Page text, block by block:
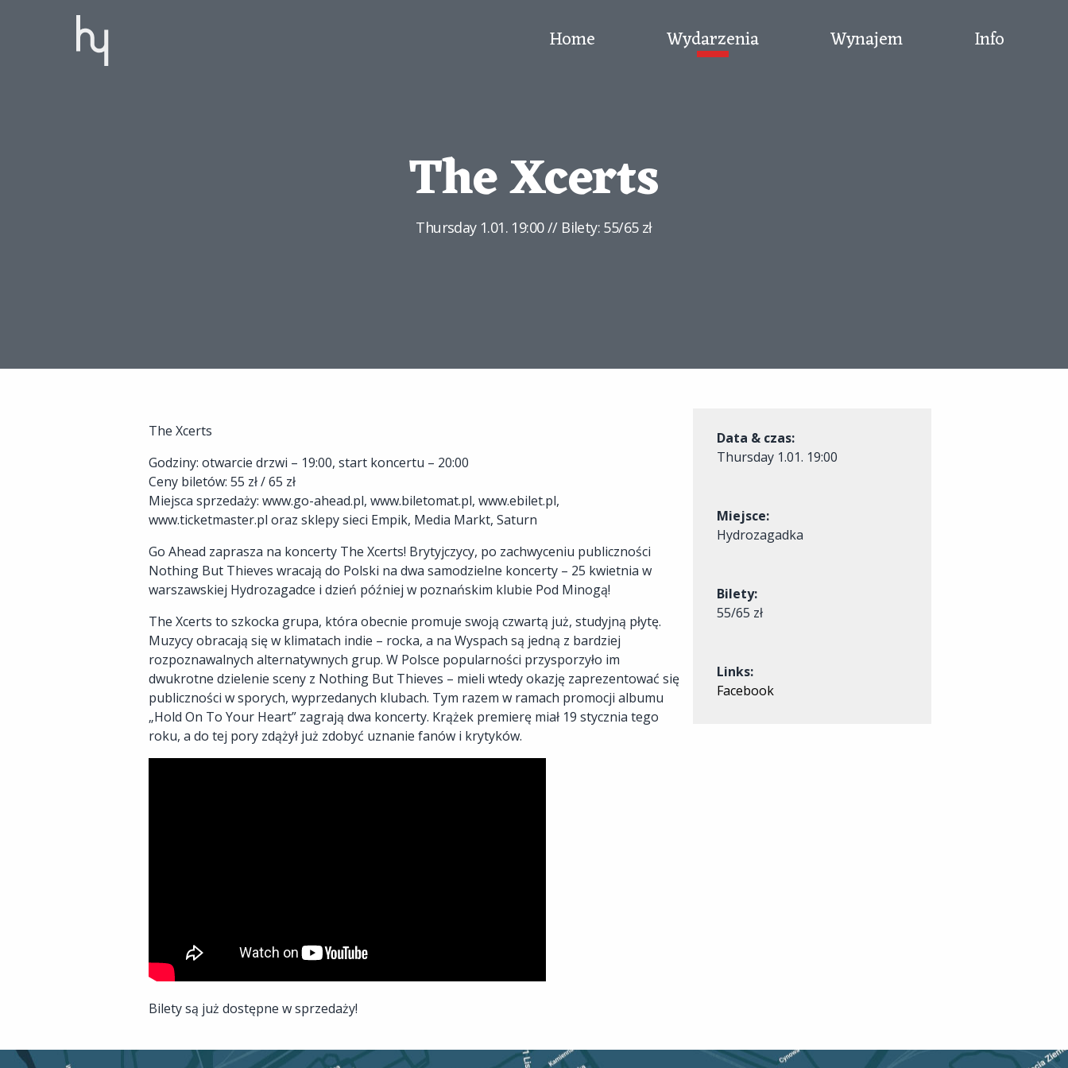
Home Wydarzenia Wynajem Info
The Xcerts
Thursday 1.01. 19:00// Bilety: 55/65 zł
The Xcerts
Godziny: otwarcie drzwi – 19:00, start koncertu – 20:00
Ceny biletów: 55 zł / 65 zł
Miejsca sprzedaży: www.go-ahead.pl, www.biletomat.pl, www.ebilet.pl,
www.ticketmaster.pl oraz sklepy sieci Empik, Media Markt, Saturn
Go Ahead zaprasza na koncerty The Xcerts! Brytyjczycy, po zachwyceniu publiczności
Nothing But Thieves wracają do Polski na dwa samodzielne koncerty – 25 kwietnia w
warszawskiej Hydrozagadce i dzień później w poznańskim klubie Pod Minogą!
The Xcerts to szkocka grupa, która obecnie promuje swoją czwartą już, studyjną płytę.
Muzycy obracają się w klimatach indie – rocka, a na Wyspach są jedną z bardziej
rozpoznawalnych alternatywnych grup. W Polsce popularności przysporzyło im
dwukrotne dzielenie sceny z Nothing But Thieves – mieli wtedy okazję zaprezentować się
publiczności w sporych, wyprzedanych klubach. Tym razem w ramach promocji albumu
„Hold On To Your Heart” zagrają dwa koncerty. Krążek premierę miał 19 stycznia tego
roku, a do tej pory zdążył już zdobyć uznanie fanów i krytyków.
Bilety są już dostępne w sprzedaży!
Data & czas:
Thursday 1.01. 19:00
Miejsce:
Hydrozagadka
Bilety:
55/65 zł
Links:
Facebook